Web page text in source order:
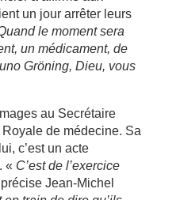
un jour arrêter leurs
le moment sera
un médicament, de
Gröning, Dieu, vous
au Secrétaire
de médecine. Sa
c’est un acte
« C’est de l’exercice
Jean-Michel